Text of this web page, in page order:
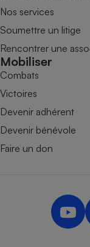
Nos services
Soumettre un litige
Rencontrer une
Mobiliser
Combats
Victoires
Devenir adhérent
Devenir bénévole
Faire un don